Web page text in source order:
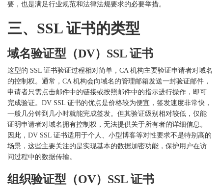
要，也是满足行业规范和法律法规要求的必要举措。
三、 SSL 证书的类型
域名验证型（DV）SSL 证书
这型的 SSL 证书验证过程相对简单，CA 机构主要验证申请者对域名
的控制权。通常，CA 机构会向域名的管理邮箱发送一封验证邮件，
申请者只需点击邮件中的链接或按照邮件中的指示进行操作，即可
完成验证。DV SSL 证书的优点是价格较为便宜，签发速度非常快，
一般几分钟到几小时就能完成签发。但其验证级别相对较低，仅能
证明申请者对域名拥有控制权，无法提供关于所有者的详细信息。
因此，DV SSL 证书适用于个人、小型博客等对性要求不是特别高的
场景，这些主要关注的是实现基本的数据加密功能，保护用户在访
问过程中的数据传输。
组织验证型（OV）SSL 证书